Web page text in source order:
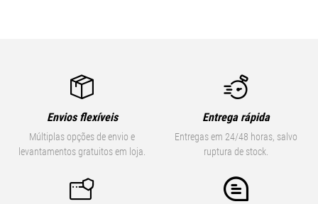
Envios flexíveis
Múltiplas opções de envio e
levantamentos gratuitos em loja.
Entrega rápida
Entregas em 24/48 horas, salvo
ruptura de stock.